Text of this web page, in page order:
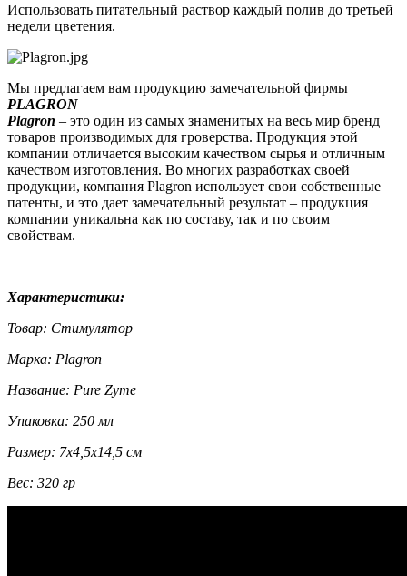
Использовать питательный раствор каждый полив до третьей
недели цветения.
Мы предлагаем вам продукцию замечательной фирмы
PLAGRON
Plagron – это один из самых знаменитых на весь мир бренд
товаров производимых для гроверства. Продукция этой
компании отличается высоким качеством сырья и отличным
качеством изготовления. Во многих разработках своей
продукции, компания Plagron использует свои собственные
патенты, и это дает замечательный результат – продукция
компании уникальна как по составу, так и по своим
свойствам.
Характеристики:
Товар: Стимулятор
Марка: Plagron
Название: Pure Zyme
Упаковка: 250 мл
Размер: 7х4,5х14,5 см
Вес: 320 гр